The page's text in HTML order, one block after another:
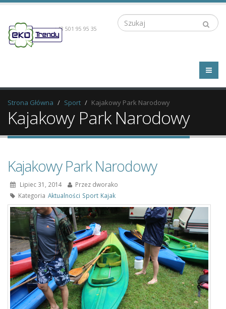
Szukaj
+48 501 95 95 35
Strona Główna Sport Kajakowy Park Narodowy
Kajakowy Park Narodowy
Kajakowy Park Narodowy
Lipiec 31, 2014 Przez dworako
Kategoria Aktualności Sport Kajak